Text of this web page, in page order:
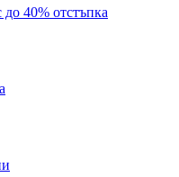
40% отстъпка